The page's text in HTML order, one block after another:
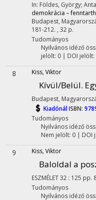
In: Földes, György;
demokrácia –
Budapest,
181-212. , 32 p.
Tudományos
Nyilvános idéző
jelölt: 0 | DOI jelölt:
8 Kiss, Viktor
Kívül/Belül.
Budapest,
KiadónálISBN:
Tudományos
Nyilvános idéző
Nem jelölt: 0 | DOI
9 Kiss, Viktor
Baloldal a
ESZMÉLET32 : 125 pp.
Tudományos
Nyilvános idéző